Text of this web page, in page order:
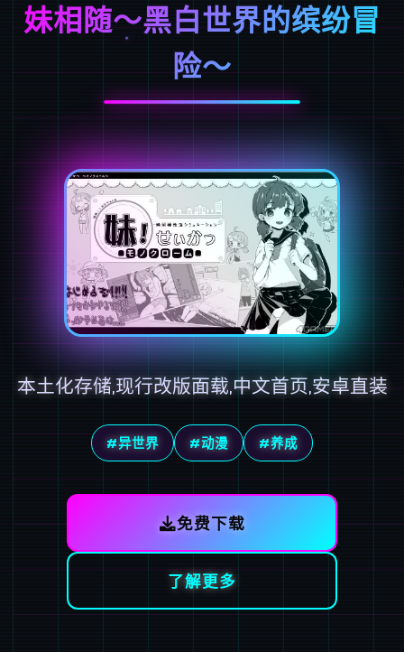
妹相随～黑白世界的缤纷冒
险～
本土化存储,现行改版面载,中文首页,安卓直装
#异世界 #动漫 #养成
免费下载
了解更多